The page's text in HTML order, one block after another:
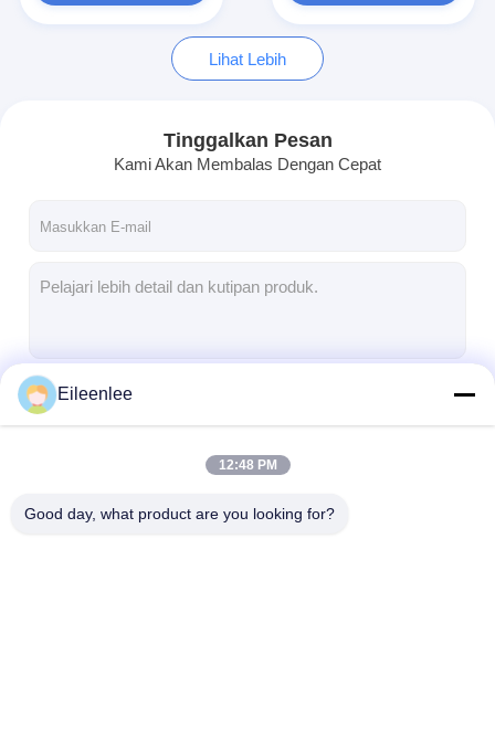
Sabuk jaring baja tahan karat
Wire Mesh Suhu Tinggi
Sabuk Jala Makanan
Sabuk Jala Fotovoltaik Surya
Sabuk Pembeku Spiral
Sabuk Konveyor Oven
Lihat Lebih
Tinggalkan Pesan
Kami Akan Membalas Dengan Cepat
Eileenlee
12:48 PM
Good day, what product are you looking for?